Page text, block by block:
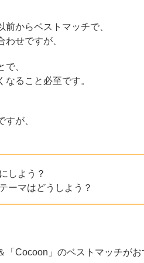
からベストマッチで、
わせですが、
、
なること必至です。
すが、
しよう？
ーマはどうしよう？
「Cocoon」のベストマッチがお